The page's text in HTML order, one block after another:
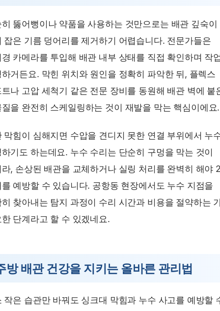
뚫어뻥이나 약품을 사용하는 것만으로는 배관 깊숙이
잡은 기름 덩어리를 제거하기 어렵습니다. 전문가들은
카메라를 투입해 배관 내부 상태를 직접 확인하며 작
거든요. 막힌 위치와 원인을 정확히 파악한 뒤, 플렉스
나 고압 세척기 같은 전문 장비를 동원해 배관 벽에 붙
을 완전히 스케일링하는 것이 재발을 막는 핵심이에요.
막힘이 심해지면 수압을 견디지 못한 연결 부위에서 누
기도 하는데요. 누수 수리는 단순히 구멍을 막는 것이
, 손상된 배관을 교체하거나 실링 처리를 완벽히 해야
예방할 수 있습니다. 공항동 현장에서도 누수 지점을
찾아내는 탐지 과정이 수리 시간과 비용을 절약하는
단계라고 할 수 있겠네요.
방 배관 건강을 지키는 올바른 관리법
작은 습관만 바꿔도 싱크대 막힘과 누수 사고를 예방할